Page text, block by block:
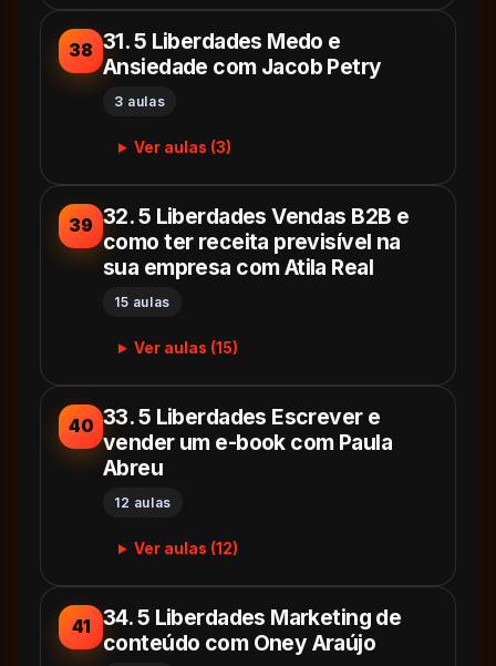
38 31. 5 Liberdades Medo e
Ansiedade com Jacob Petry
3 aulas
Ver aulas (3)
39 32. 5 Liberdades Vendas B2B e
como ter receita previsível na
sua empresa com Atila Real
15 aulas
Ver aulas (15)
40 33. 5 Liberdades Escrever e
vender um e-book com Paula
Abreu
12 aulas
Ver aulas (12)
41
34. 5 Liberdades Marketing de
conteúdo com Oney Araújo